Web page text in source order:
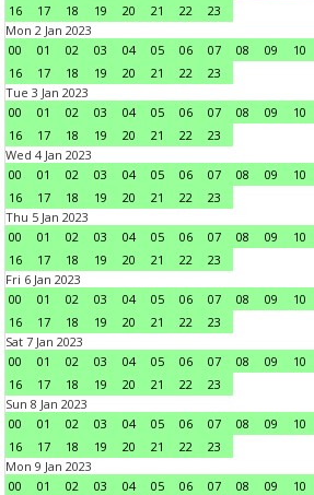
16
17 18 19 20 21 22
23
Mon 2 Jan 2023
00
01 02 03 04 05 06 07 08 09 10
16
17 18 19 20 21 22
23
Tue 3 Jan 2023
00
01 02 03 04 05 06 07 08 09 10
16
17 18 19 20 21 22
23
Wed 4 Jan 2023
00
01 02 03 04 05 06 07 08 09 10
16
17 18 19 20 21 22
23
Thu 5 Jan 2023
00
01 02 03 04 05 06 07 08 09 10
16
17 18 19 20 21 22
23
Fri 6 Jan 2023
00
01 02 03 04 05 06 07 08 09 10
16
17 18 19 20 21 22
23
Sat 7 Jan 2023
00
01 02 03 04 05 06 07 08 09 10
16
17 18 19 20 21 22
23
Sun 8 Jan 2023
00
01 02 03 04 05 06 07 08 09 10
16
17 18 19 20 21 22
23
Mon 9 Jan 2023
00
01 02 03 04 05 06 07 08 09 10